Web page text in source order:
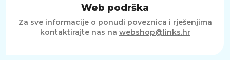
Web podrška
Za sve informacije o ponudi poveznica i rješenjima
kontaktirajte nas na webshop@links.hr